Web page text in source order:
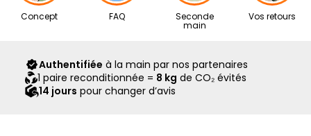
revendeurs partenaires, sélectionnés avec soin pour leur
scellé Second Step attestant qu’ils ont été contrôlés et
expédiés par notre équipe.
Concept FAQ Seconde
main
Vos retours
Authentifiée à la main par nos partenaires
1 paire reconditionnée = 8 kg de CO₂ évités
14 jours pour changer d’avis